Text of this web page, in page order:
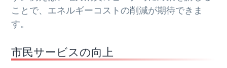
ことで、エネルギーコストの削減が期待できま
す。
市民サービスの向上